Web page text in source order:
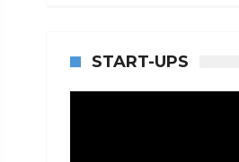
START-UPS